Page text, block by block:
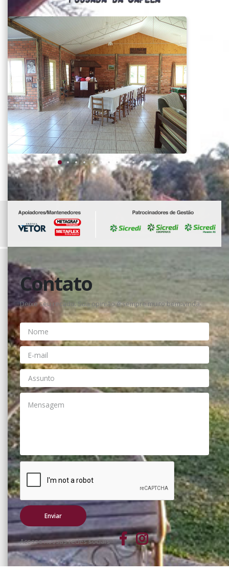
Contato
Deixe seu recado. Sua opinião é sempre muito bem-vinda.
Acesse nossas redes sociais